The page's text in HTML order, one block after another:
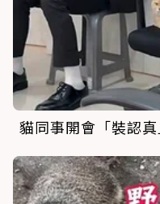
貓同事開會「裝認